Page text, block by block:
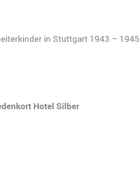
in Stuttgart 1943 – 1945
Hotel Silber